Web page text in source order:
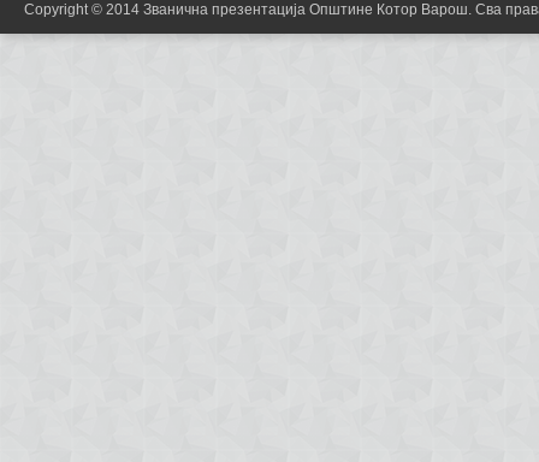
Copyright © 2014 Званична презентација Општине Котор Варош. Сва